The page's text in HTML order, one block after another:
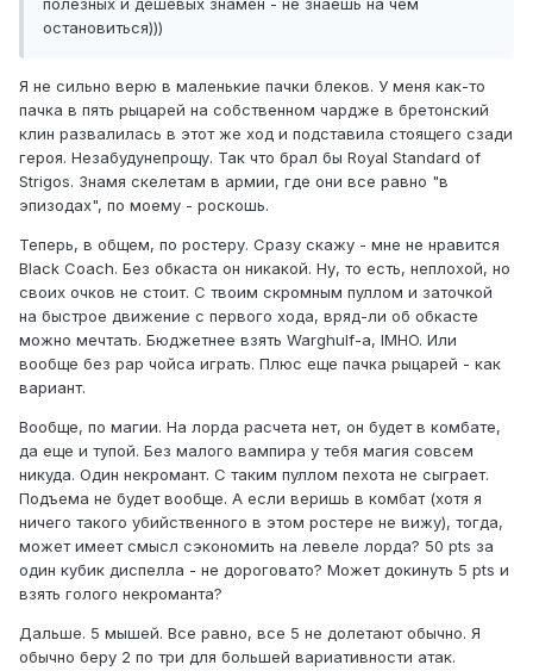
остановиться)))
Я не сильно верю в маленькие пачки блеков. У меня как-то
пачка в пять рыцарей на собственном чардже в бретонский
клин развалилась в этот же ход и подставила стоящего сзади
героя. Незабудунепрощу. Так что брал бы Royal Standard of
Strigos. Знамя скелетам в армии, где они все равно "в
эпизодах", по моему - роскошь.
Теперь, в общем, по ростеру. Сразу скажу - мне не нравится
Black Coach. Без обкаста он никакой. Ну, то есть, неплохой, но
своих очков не стоит. С твоим скромным пуллом и заточкой
на быстрое движение с первого хода, вряд-ли об обкасте
можно мечтать. Бюджетнее взять Warghulf-a, IMHO. Или
вообще без рар чойса играть. Плюс еще пачка рыцарей - как
вариант.
Вообще, по магии. На лорда расчета нет, он будет в комбате,
да еще и тупой. Без малого вампира у тебя магия совсем
никуда. Один некромант. С таким пуллом пехота не сыграет.
Подъема не будет вообще. А если веришь в комбат (хотя я
ничего такого убийственного в этом ростере не вижу), тогда,
может имеет смысл сэкономить на левеле лорда? 50 pts за
один кубик диспелла - не дороговато? Может докинуть 5 pts и
взять голого некроманта?
Дальше. 5 мышей. Все равно, все 5 не долетают обычно. Я
обычно беру 2 по три для большей вариативности атак.